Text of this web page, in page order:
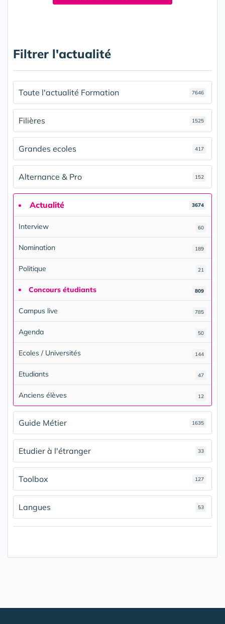
Filtrer l'actualité
Toute l'actualité Formation 7646
Filières 1525
Grandes ecoles 417
Alternance & Pro 152
Actualité 3674
Interview 60
Nomination 189
Politique 21
Concours étudiants 809
Campus live 785
Agenda 50
Ecoles / Universités 144
Etudiants 47
Anciens élèves 12
Guide Métier 1635
Etudier à l'étranger 33
Toolbox 127
Langues 53